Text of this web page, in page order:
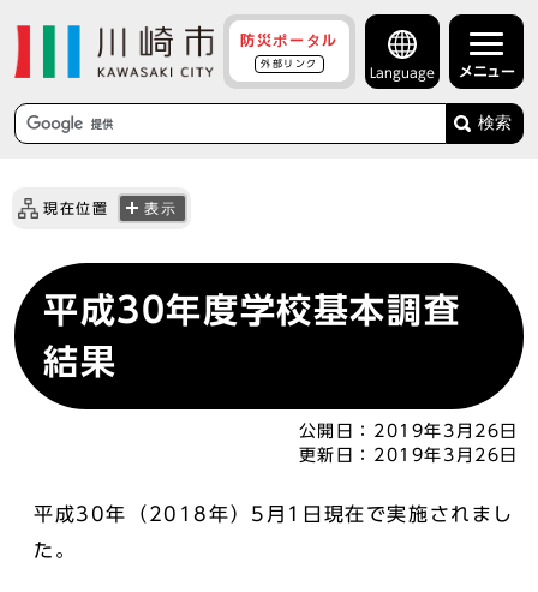
防災ポータル
外部リンク
Language メニュー
検索
現在位置 表示
平成30年度学校基本調査
結果
公開日： 2019年3月26日
更新日： 2019年3月26日
平成30年（2018年）5月1日現在で実施されまし
た。